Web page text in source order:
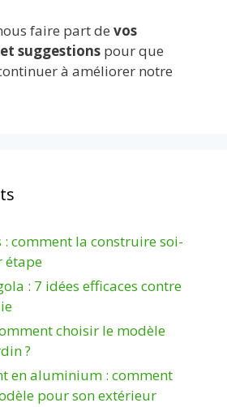
faire part de vos
suggestions pour que
à améliorer notre
: comment la construire soi-
étape
: 7 idées efficaces contre
choisir le modèle
?
en aluminium : comment
pour son extérieur